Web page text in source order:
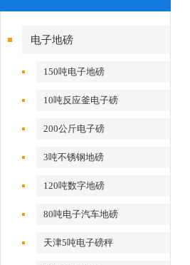
电子地磅
150吨电子地磅
10吨反应釜电子磅
200公斤电子磅
3吨不锈钢地磅
120吨数字地磅
80吨电子汽车地磅
天津5吨电子磅秤